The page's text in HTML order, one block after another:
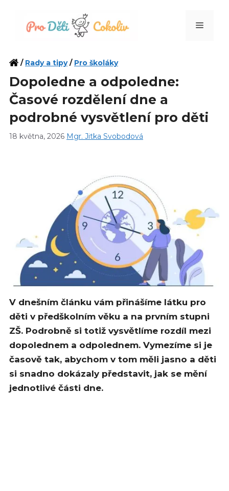
Menu
/ Rady a tipy/ Pro školáky
Dopoledne a odpoledne:
Časové rozdělení dne a
podrobné vysvětlení pro děti
18 května, 2026 Mgr. Jitka Svobodová
V dnešním článku vám přinášíme látku pro
děti v předškolním věku a na prvním stupni
ZŠ. Podrobně si totiž vysvětlíme rozdíl mezi
dopolednem a odpolednem. Vymezíme si je
časově tak, abychom v tom měli jasno a děti
si snadno dokázaly představit, jak se mění
jednotlivé části dne.